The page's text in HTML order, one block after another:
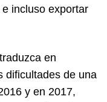
incluso exportar
en
dificultades de una
y en 2017,